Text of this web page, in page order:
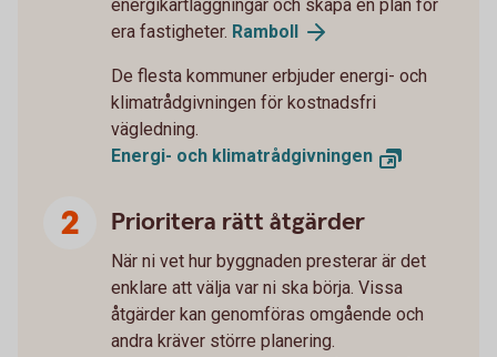
energikartläggningar och skapa en plan för
era fastigheter. Ramboll
De flesta kommuner erbjuder energi- och
klimatrådgivningen för kostnadsfri
vägledning.
Energi- och klimatrådgivningen
Prioritera rätt åtgärder
När ni vet hur byggnaden presterar är det
enklare att välja var ni ska börja. Vissa
åtgärder kan genomföras omgående och
andra kräver större planering.